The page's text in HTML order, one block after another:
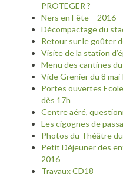
PROTEGER ?
Ners en Fête – 2016
Décompactage du
Retour sur le goûter
Visite de la station
Menu des cantines
Vide Grenier du 8 mai
Portes ouvertes
dès 17h
Centre aéré,
Les cigognes de
Photos du Théâtre
Petit Déjeuner des
2016
Travaux CD18